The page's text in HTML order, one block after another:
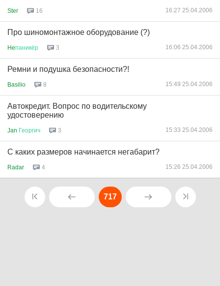
Ster 16 16:27 25.04.2006
Про шиномонтажное оборудование (?)
Heпаникёр 3 16:06 25.04.2006
Ремни и подушка безопасности?!
Basilio 8 15:49 25.04.2006
Автокредит. Вопрос по водительскому
удостоверению
Jan Георгич 3 15:33 25.04.2006
С каких размеров начинается негабарит?
Radar 4 15:26 25.04.2006
717